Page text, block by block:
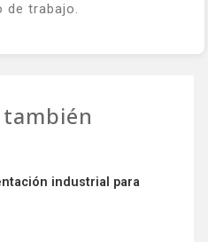
de trabajo.
industrial para